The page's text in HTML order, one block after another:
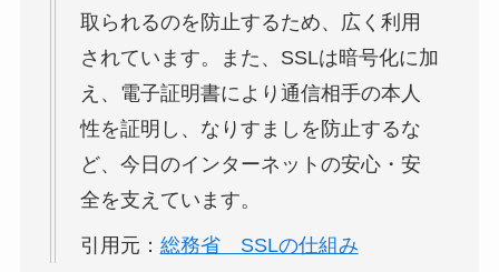
取られるのを防止するため、広く利用
されています。また、SSLは暗号化に加
え、電子証明書により通信相手の本人
性を証明し、なりすましを防止するな
ど、今日のインターネットの安心・安
全を支えています。
引用元： 総務省 SSLの仕組み